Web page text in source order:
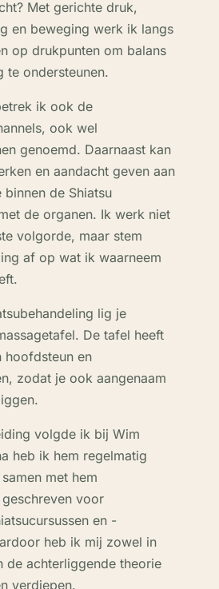
Met gerichte druk,
en beweging werk ik langs
op drukpunten om balans
te ondersteunen.
ik ook de
ook wel
genoemd. Daarnaast kan
en aandacht geven aan
de Shiatsu
de organen. Ik werk niet
volgorde, maar stem
af op wat ik waarneem
lig je
De tafel heeft
hoofdsteun en
zodat je ook aangenaam
volgde ik bij Wim
heb ik hem regelmatig
met hem
voor
en -
heb ik mij zowel in
de achterliggende theorie
verdiepen.